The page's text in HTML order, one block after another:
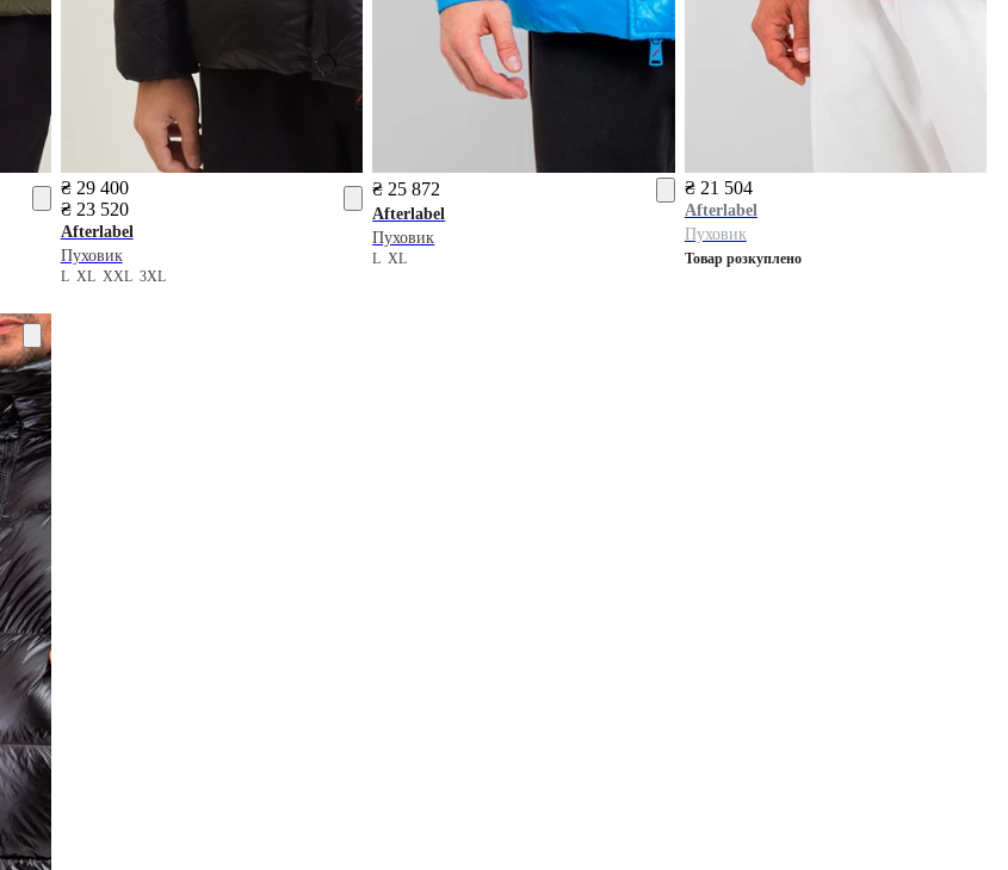
₴ 29 400
₴ 23 520
Afterlabel
Пуховик
L XL XXL 3XL
₴ 25 872
Afterlabel
Пуховик
LXL
₴ 21 504
Afterlabel
Пуховик
Товар розкуплено